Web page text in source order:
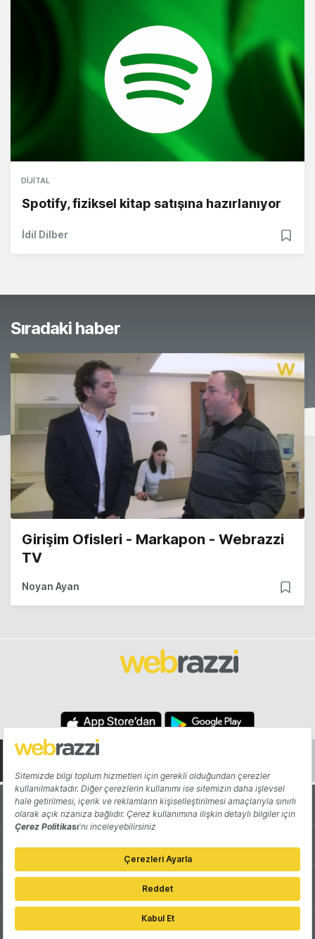
DIJITAL
Spotify, fiziksel kitap satışına hazırlanıyor
İdil Dilber
Sıradaki haber
Girişim Ofisleri - Markapon - Webrazzi
TV
Noyan Ayan
Hakkında Yazarlar
Katkıda Bulun Reklam